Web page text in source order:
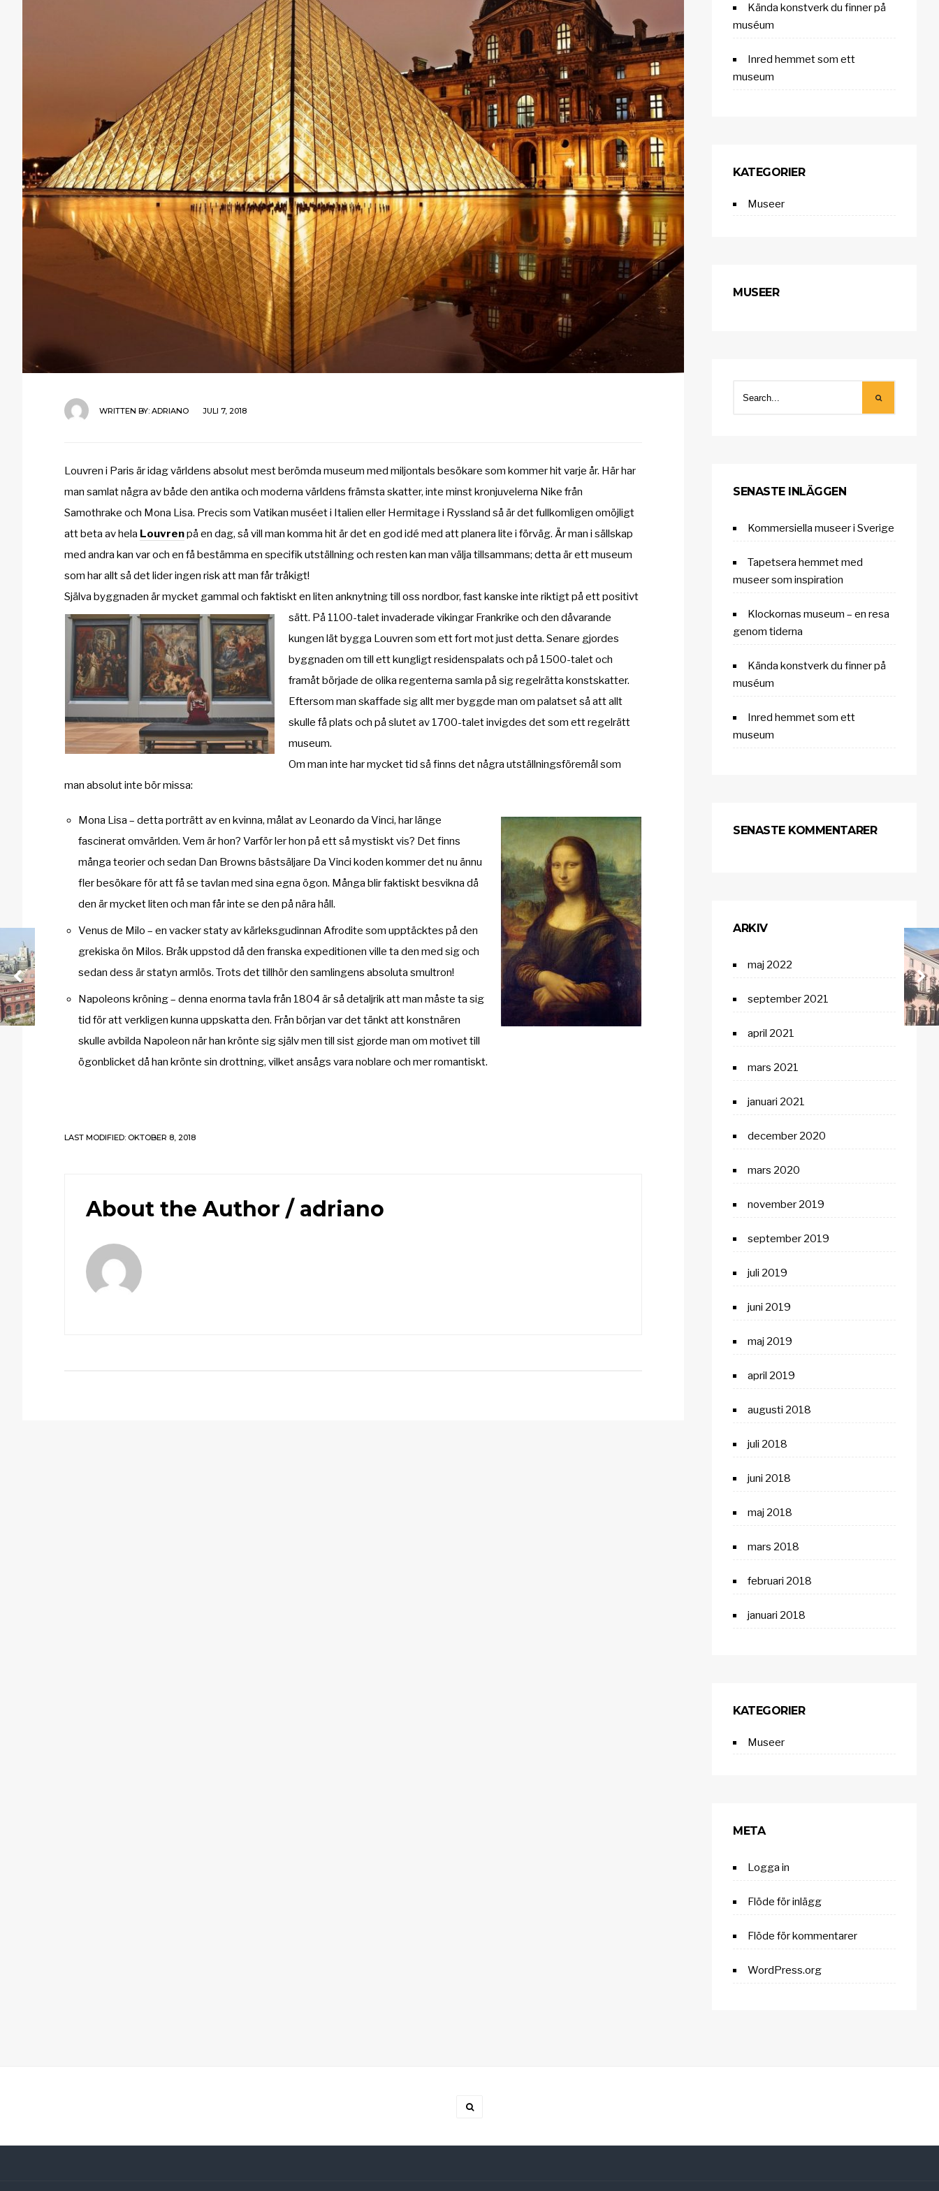
WRITTEN BY: ADRIANO JULI 7, 2018
Louvren i Paris är idag världens absolut mest berömda museum med miljontals besökare som kommer hit varje år. Här har
man samlat några av både den antika och moderna världens främsta skatter, inte minst kronjuvelerna Nike från
Samothrake och Mona Lisa. Precis som Vatikan muséet i Italien eller Hermitage i Ryssland så är det fullkomligen omöjligt
att beta av hela Louvrenpå en dag, så vill man komma hit är det en god idé med att planera lite i förväg. Är man i sällskap
med andra kan var och en få bestämma en specifik utställning och resten kan man välja tillsammans; detta är ett museum
som har allt så det lider ingen risk att man får tråkigt!
Själva byggnaden är mycket gammal och faktiskt en liten anknytning till oss nordbor, fast kanske inte riktigt på ett positivt
sätt. På 1100-talet invaderade vikingar Frankrike och den dåvarande
kungen lät bygga Louvren som ett fort mot just detta. Senare gjordes
byggnaden om till ett kungligt residenspalats och på 1500-talet och
framåt började de olika regenterna samla på sig regelrätta konstskatter.
Eftersom man skaffade sig allt mer byggde man om palatset så att allt
skulle få plats och på slutet av 1700-talet invigdes det som ett regelrätt
museum.
Om man inte har mycket tid så finns det några utställningsföremål som
man absolut inte bör missa:
Mona Lisa – detta porträtt av en kvinna, målat av Leonardo da Vinci, har länge
fascinerat omvärlden. Vem är hon? Varför ler hon på ett så mystiskt vis? Det finns
många teorier och sedan Dan Browns bästsäljare Da Vinci koden kommer det nu ännu
fler besökare för att få se tavlan med sina egna ögon. Många blir faktiskt besvikna då
den är mycket liten och man får inte se den på nära håll.
Venus de Milo – en vacker staty av kärleksgudinnan Afrodite som upptäcktes på den
grekiska ön Milos. Bråk uppstod då den franska expeditionen ville ta den med sig och
sedan dess är statyn armlös. Trots det tillhör den samlingens absoluta smultron!
Napoleons kröning – denna enorma tavla från 1804 är så detaljrik att man måste ta sig
tid för att verkligen kunna uppskatta den. Från början var det tänkt att konstnären
skulle avbilda Napoleon när han krönte sig själv men till sist gjorde man om motivet till
ögonblicket då han krönte sin drottning, vilket ansågs vara noblare och mer romantiskt.
LAST MODIFIED: OKTOBER 8, 2018
About the Author / adriano
Kända konstverk du finner på
muséum
Inred hemmet som ett
museum
KATEGORIER
Museer
MUSEER
SENASTE INLÄGGEN
Kommersiella museer i Sverige
Tapetsera hemmet med
museer som inspiration
Klockornas museum – en resa
genom tiderna
Kända konstverk du finner på
muséum
Inred hemmet som ett
museum
SENASTE KOMMENTARER
ARKIV
maj 2022
september 2021
april 2021
mars 2021
januari 2021
december 2020
mars 2020
november 2019
september 2019
juli 2019
juni 2019
maj 2019
april 2019
augusti 2018
juli 2018
juni 2018
maj 2018
mars 2018
februari 2018
januari 2018
KATEGORIER
Museer
META
Logga in
Flöde för inlägg
Flöde för kommentarer
WordPress.org